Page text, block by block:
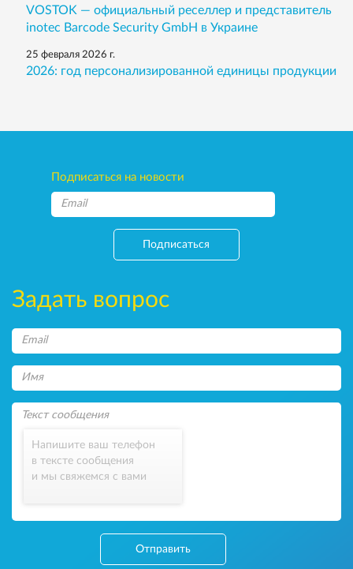
VOSTOK — официальный реселлер и представитель
inotec Barcode Security GmbH в Украине
25 февраля 2026 г.
2026: год персонализированной единицы продукции
Подписаться на новости
Подписаться
Задать вопрос
Напишите ваш телефон
в тексте сообщения
и мы свяжемся с вами
Отправить